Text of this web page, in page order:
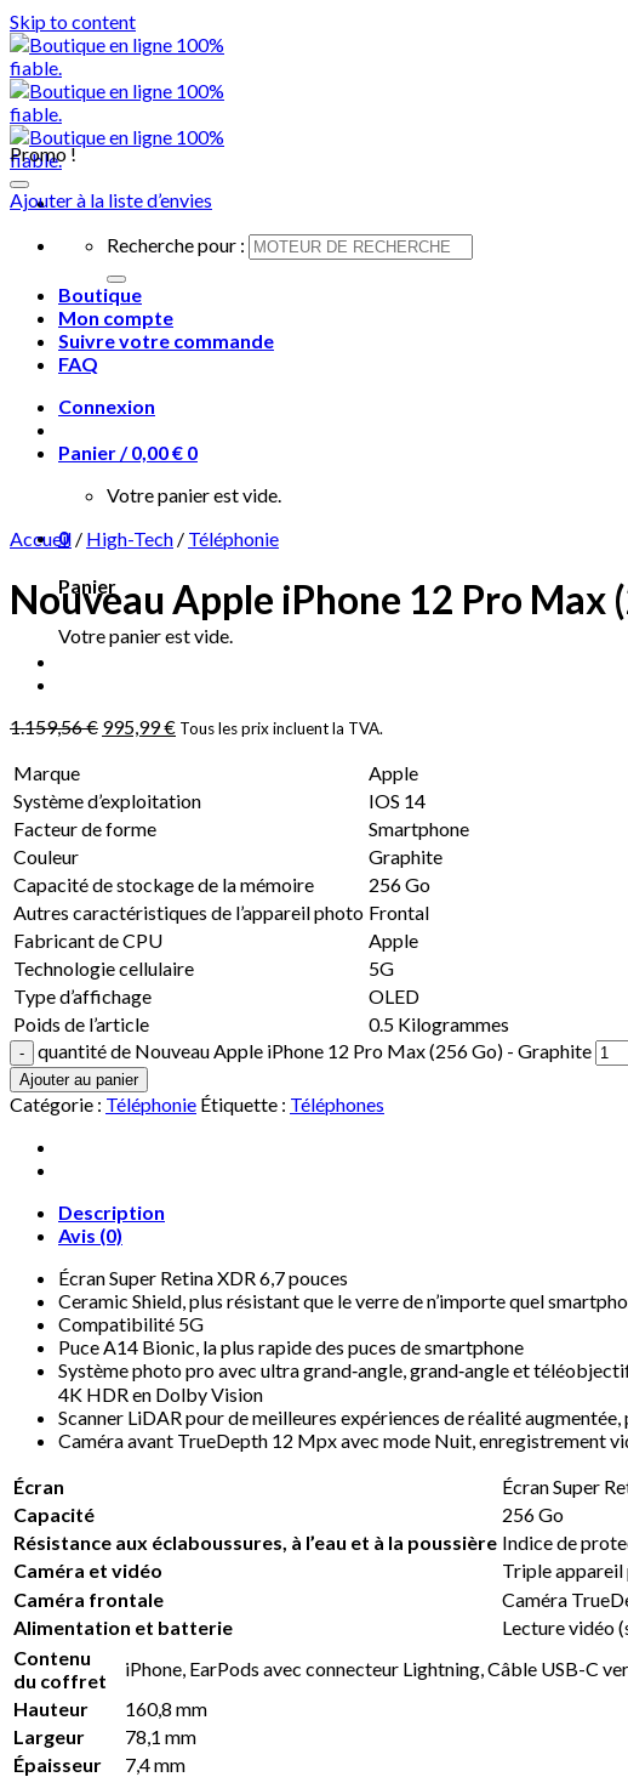
Skip to content
Recherche pour :
Boutique
Mon compte
Suivre votre commande
FAQ
Connexion
Panier /0,00€ 0
Votre panier est vide.
0
Panier
Votre panier est vide.
Promo !
Ajouter à la liste d’envies
Accueil / High-Tech / Téléphonie
Nouveau Apple iPhone 12 Pro Max
1.159,56€ 995,99€ Tous les prix incluent la TVA.
Marque
Apple
Système d’exploitation
IOS 14
Facteur de forme
Smartphone
Couleur
Graphite
Capacité de stockage de la mémoire
256 Go
Autres caractéristiques de l’appareil photo Frontal
Fabricant de CPU
Apple
Technologie cellulaire
5G
Type d’affichage
OLED
Poids de l’article
0.5 Kilogrammes
quantité de Nouveau Apple iPhone 12 Pro Max (256 Go) - Graphite
Ajouter au panier
Catégorie : Téléphonie Étiquette : Téléphones
Description
Avis (0)
Écran Super Retina XDR 6,7 pouces
Ceramic Shield, plus résistant que le verre de n’importe quel
Compatibilité 5G
Puce A14 Bionic, la plus rapide des puces de smartphone
Système photo pro avec ultra grand‐angle, grand‐angle et
4K HDR en Dolby Vision
Scanner LiDAR pour de meilleures expériences de réalité
Caméra avant TrueDepth 12 Mpx avec mode Nuit, enregistrement
Écran
Écran Super
Capacité
256 Go
Résistance aux éclaboussures, à l’eau et à la poussière Indice de
Caméra et vidéo
Triple appareil
Caméra frontale
Caméra
Alimentation et batterie
Lecture vidéo
Contenu
du coffret
iPhone, EarPods avec connecteur Lightning, Câble USB-C
Hauteur
160,8 mm
Largeur
78,1 mm
Épaisseur
7,4 mm